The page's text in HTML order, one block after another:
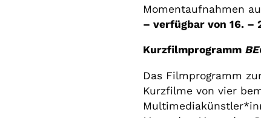
Momentaufnahmen
– verfügbar von 16. –
Kurzfilmprogramm
Das Filmprogramm
Kurzfilme von vier